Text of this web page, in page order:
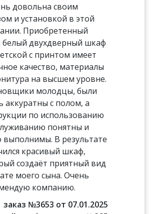
довольна своим
и установкой в этой
Приобретенный
двухдверный шкаф
с принтом имеет
качество, материалы
на высшем уровне.
молодцы, были
аккуратны с полом, а
по использованию
понятны и
выполнимы. В результате
красивый шкаф,
создаёт приятный вид
моего сына. Очень
компанию.
заказ №3653 от 07.01.2025